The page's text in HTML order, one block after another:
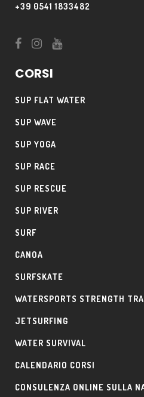
+39 0541 1833482
CORSI
SUP FLAT WATER
SUP WAVE
SUP YOGA
SUP RACE
SUP RESCUE
SUP RIVER
SURF
CANOA
SURFSKATE
WATERSPORTS STRENGTH
JETSURFING
WATER SURVIVAL
CALENDARIO CORSI
CONSULENZA ONLINE SULLA